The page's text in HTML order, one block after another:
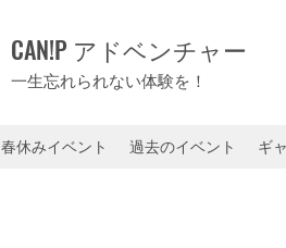
CAN!P アドベンチャー
一生忘れられない体験を！
春休みイベント 過去のイベント ギ